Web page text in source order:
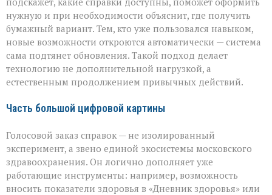
нужную и при необходимости объяснит, где получить
бумажный вариант. Тем, кто уже пользовался навыком,
новые возможности откроются автоматически — система
сама подтянет обновления. Такой подход делает
технологию не дополнительной нагрузкой, а
естественным продолжением привычных действий.
Часть большой цифровой картины
Голосовой заказ справок — не изолированный
эксперимент, а звено единой экосистемы московского
здравоохранения. Он логично дополняет уже
работающие инструменты: например, возможность
вносить показатели здоровья в «Дневник здоровья» или